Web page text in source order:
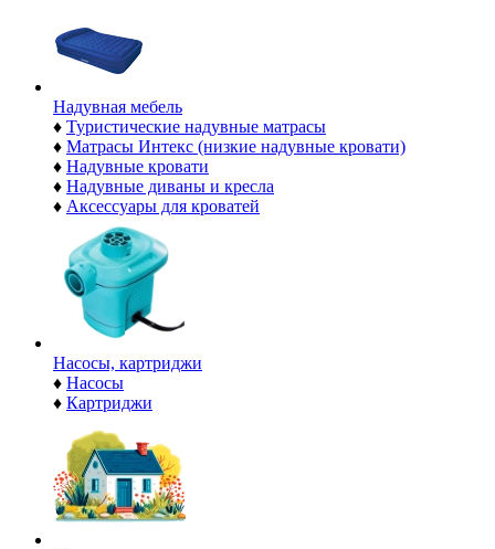
Надувная мебель
♦ Туристические надувные матрасы
♦ Матрасы Интекс (низкие надувные кровати)
♦ Надувные кровати
♦ Надувные диваны и кресла
♦ Аксессуары для кроватей
Насосы, картриджи
♦ Насосы
♦ Картриджи